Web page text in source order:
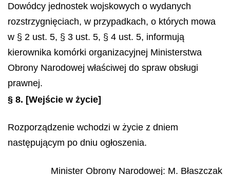
Dowódcy jednostek wojskowych o wydanych
rozstrzygnięciach, w przypadkach, o których mowa
w § 2 ust. 5, § 3 ust. 5, § 4 ust. 5, informują
kierownika komórki organizacyjnej Ministerstwa
Obrony Narodowej właściwej do spraw obsługi
prawnej.
§ 8. [Wejście w życie]
Rozporządzenie wchodzi w życie z dniem
następującym po dniu ogłoszenia.
Minister Obrony Narodowej: M. Błaszczak